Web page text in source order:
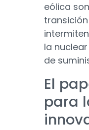
eólica
la
de
El
para